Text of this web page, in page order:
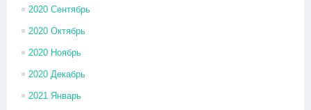
2020 Сентябрь
2020 Октябрь
2020 Ноябрь
2020 Декабрь
2021 Январь